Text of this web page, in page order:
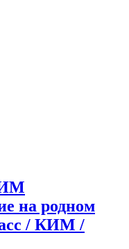
на родном
/ КИМ /